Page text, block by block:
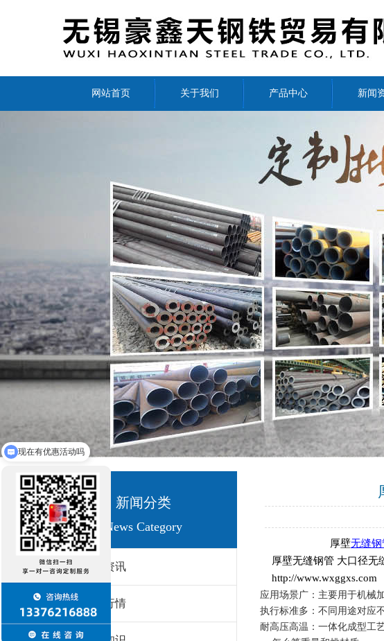
网站首页 关于我们 产品中心 新闻
新闻分类
News Category
新闻资讯
价格行情
厚壁无缝钢
厚壁无缝钢管 大口径无
http://www.wxggxs.com
应用场景广 ：主要用于机械
执行标准多 ：不同用途对应
耐高压高温 ：一体化成型工
现在有优惠活动吗